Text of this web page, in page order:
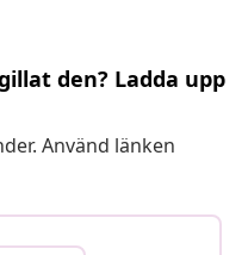
den? Ladda upp
Använd länken